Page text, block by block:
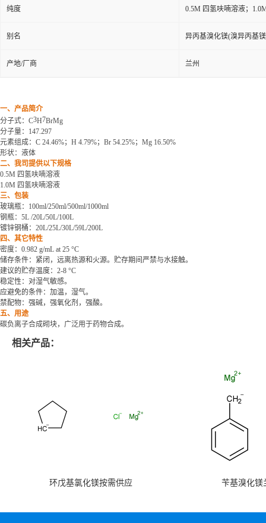
纯度 0.5M 四氢呋喃溶液；
别名 异丙基溴化镁(溴异丙基
产地/厂商 兰州
一、产品简介
分子式： C3H7BrMg
分子量： 147.297
元素组成： C 24.46%； H 4.79%； Br 54.25%； Mg 16.50%
形状：液体
二、我司提供以下规格
0.5M 四氢呋喃溶液
1.0M 四氢呋喃溶液
三、包装
玻璃瓶： 100ml/250ml/500ml/1000ml
钢瓶： 5L /20L/50L/100L
镀锌钢桶： 20L/25L/30L/59L/200L
四、其它特性
密度： 0.982 g/mL at 25 °C
储存条件：紧闭，远离热源和火源。贮存期间严禁与水接触。
建议的贮存温度： 2-8 °C
稳定性：对湿气敏感。
应避免的条件：加温，湿气。
禁配物：强碱，强氧化剂，强酸。
五、用途
碳负离子合成砌块，广泛用于药物合成。
相关产品：
环戊基氯化镁按需供应 苄基溴化镁